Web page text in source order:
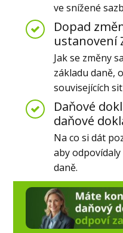
ve snížené
Dopad
ustanovení
Jak se změny
základu daně,
souvisejících
Daňové
daňové
Na co si dát
aby
daně.